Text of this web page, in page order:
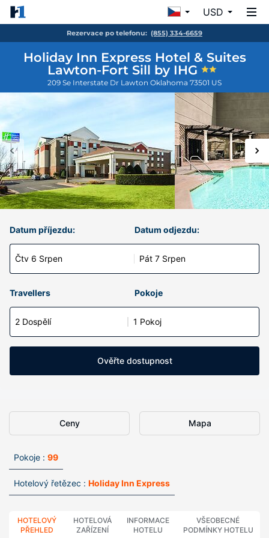
USD
Rezervace po telefonu: (855) 334-6659
Holiday Inn Express Hotel & Suites
Lawton-Fort Sill by IHG
209 Se Interstate Dr Lawton Oklahoma 73501 US
Datum příjezdu:
Čtv 6 Srpen
Datum odjezdu:
Pát 7 Srpen
Travellers Pokoje
2 Dospělí 1 Pokoj
Ověřte dostupnost
Ceny Mapa
Pokoje : 99
Hotelový řetězec : Holiday Inn Express
HOTELOVÝ
PŘEHLED
HOTELOVÁ
ZAŘÍZENÍ
INFORMACE
HOTELU
VŠEOBECNÉ
PODMÍNKY HOTELU